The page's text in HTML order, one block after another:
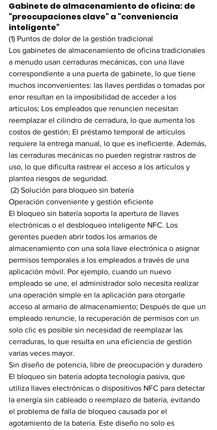
Gabinete de almacenamiento de oficina: de
"preocupaciones clave" a "conveniencia
inteligente"
(1) Puntos de dolor de la gestión tradicional
Los gabinetes de almacenamiento de oficina tradicionales
a menudo usan cerraduras mecánicas, con una llave
correspondiente a una puerta de gabinete, lo que tiene
muchos inconvenientes: las llaves perdidas o tomadas por
error resultan en la imposibilidad de acceder a los
artículos; Los empleados que renuncien necesitan
reemplazar el cilindro de cerradura, lo que aumenta los
costos de gestión; El préstamo temporal de artículos
requiere la entrega manual, lo que es ineficiente. Además,
las cerraduras mecánicas no pueden registrar rastros de
uso, lo que dificulta rastrear el acceso a los artículos y
plantea riesgos de seguridad.
(2) Solución para bloqueo sin batería
Operación conveniente y gestión eficiente
El bloqueo sin batería soporta la apertura de llaves
electrónicas o el desbloqueo inteligente NFC. Los
gerentes pueden abrir todos los armarios de
almacenamiento con una sola llave electrónica o asignar
permisos temporales a los empleados a través de una
aplicación móvil. Por ejemplo, cuando un nuevo
empleado se une, el administrador solo necesita realizar
una operación simple en la aplicación para otorgarle
acceso al armario de almacenamiento; Después de que un
empleado renuncie, la recuperación de permisos con un
solo clic es posible sin necesidad de reemplazar las
cerraduras, lo que resulta en una eficiencia de gestión
varias veces mayor.  ​
Sin diseño de potencia, libre de preocupación y duradero
El bloqueo sin batería adopta tecnología pasiva, que
utiliza llaves electrónicas o dispositivos NFC para detectar
la energía sin cableado o reemplazo de batería, evitando
el problema de falla de bloqueo causada por el
agotamiento de la batería. Este diseño no solo es